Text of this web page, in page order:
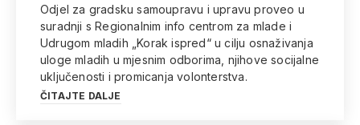
Odjel za gradsku samoupravu i upravu proveo u
suradnji s Regionalnim info centrom za mlade i
Udrugom mladih „Korak ispred“ u cilju osnaživanja
uloge mladih u mjesnim odborima, njihove socijalne
uključenosti i promicanja volonterstva.
ČITAJTE DALJE